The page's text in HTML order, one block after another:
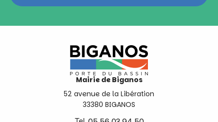
Mairie de Biganos
52 avenue de la Libération
33380 BIGANOS